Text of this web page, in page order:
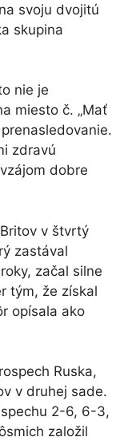
svoju dvojitú
skupina
nie je
miesto č. „Mať
zdravú
dobre
v štvrtý
zastával
začal silne
tým, že získal
opísala ako
Ruska,
v druhej sade.
2-6, 6-3,
založil